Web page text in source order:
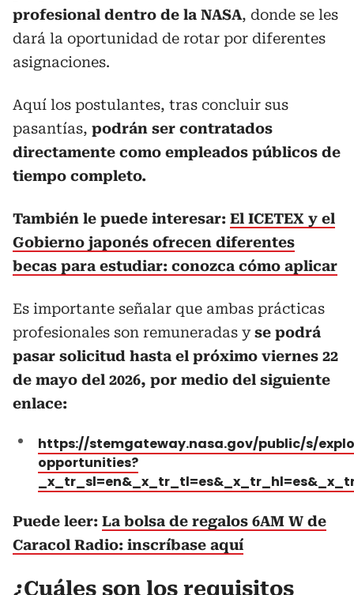
profesional dentro de la NASA, donde se les
dará la oportunidad de rotar por diferentes
asignaciones.
Aquí los postulantes, tras concluir sus
pasantías, podrán ser contratados
directamente como empleados públicos de
tiempo completo.
También le puede interesar: El ICETEX y el
Gobierno japonés ofrecen diferentes
becas para estudiar: conozca cómo aplicar
Es importante señalar que ambas prácticas
profesionales son remuneradas yse podrá
pasar solicitud hasta el próximo viernes 22
de mayo del 2026, por medio del siguiente
enlace:
https://stemgateway.nasa.gov/public/s/
opportunities?
Puede leer: La bolsa de regalos 6AM W de
Caracol Radio: inscríbase aquí
¿Cuáles son los requisitos